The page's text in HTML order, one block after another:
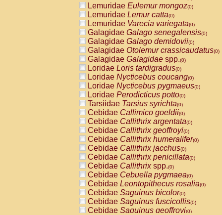
Lemuridae Eulemur mongoz(0)
Lemuridae Lemur catta(0)
Lemuridae Varecia variegata(0)
Galagidae Galago senegalensis(0)
Galagidae Galago demidovii(0)
Galagidae Otolemur crassicaudatus(0)
Galagidae Galagidae spp.(0)
Loridae Loris tardigradus(0)
Loridae Nycticebus coucang(0)
Loridae Nycticebus pygmaeus(0)
Loridae Perodicticus potto(0)
Tarsiidae Tarsius syrichta(0)
Cebidae Callimico goeldii(0)
Cebidae Callithrix argentata(0)
Cebidae Callithrix geoffroyi(0)
Cebidae Callithrix humeralifer(0)
Cebidae Callithrix jacchus(0)
Cebidae Callithrix penicillata(0)
Cebidae Callithrixspp.(0)
Cebidae Cebuella pygmaea(0)
Cebidae Leontopithecus rosalia(0)
Cebidae Saguinus bicolor(0)
Cebidae Saguinus fuscicollis(0)
Cebidae Saguinus geoffroyi(0)